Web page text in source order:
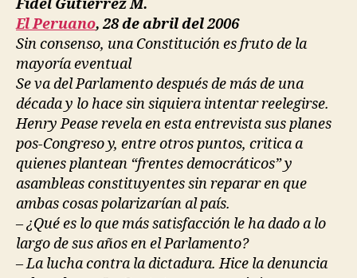
Fidel Gutiérrez M.
El Peruano, 28 de abril del 2006
Sin consenso, una Constitución es fruto de la
mayoría eventual
Se va del Parlamento después de más de una
década y lo hace sin siquiera intentar reelegirse.
Henry Pease revela en esta entrevista sus planes
pos-Congreso y, entre otros puntos, critica a
quienes plantean “frentes democráticos” y
asambleas constituyentes sin reparar en que
ambas cosas polarizarían al país.
– ¿Qué es lo que más satisfacción le ha dado a lo
largo de sus años en el Parlamento?
– La lucha contra la dictadura. Hice la denuncia